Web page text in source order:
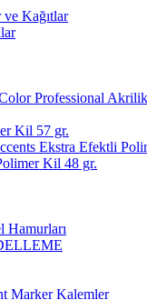
ve Kağıtlar
Professional
Kil 57 gr.
Ekstra Efektli
Kil 48 gr.
Hamurları
Marker Kalemler